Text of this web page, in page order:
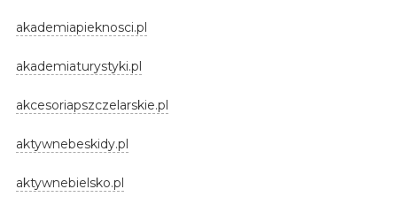
akademiapieknosci.pl
akademiaturystyki.pl
akcesoriapszczelarskie.pl
aktywnebeskidy.pl
aktywnebielsko.pl